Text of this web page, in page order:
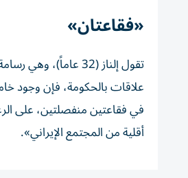
«فقاعتان»
تقول إلناز (32
علاقات بالحكومة، فإن وجود
في فقاعتين منفصلتين، على
أقلية من المجتمع الإيراني».